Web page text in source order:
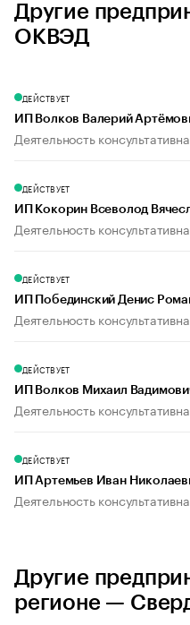
Другие
ОКВЭД
ДЕЙСТВУЕТ
ИП Волков Валерий
Деятельность
ДЕЙСТВУЕТ
ИП Кокорин Всеволод
Деятельность
ДЕЙСТВУЕТ
ИП Побединский Денис
Деятельность
ДЕЙСТВУЕТ
ИП Волков Михаил
Деятельность
ДЕЙСТВУЕТ
ИП Артемьев Иван
Деятельность
Другие
регионе —